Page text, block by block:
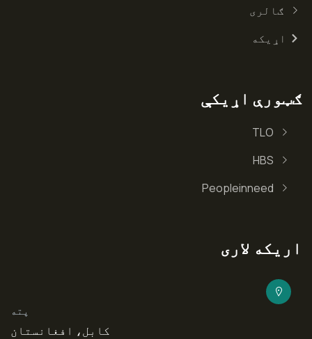
ګالری
اړیکه
ګټورې اړیکې
TLO
HBS
Peopleinneed
اریکه لاری
پته
کابل، افغانستان